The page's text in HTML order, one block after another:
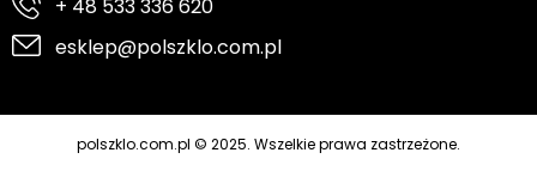
+ 48 533 336 620
esklep@polszklo.com.pl
polszklo.com.pl © 2025. Wszelkie prawa zastrzeżone.